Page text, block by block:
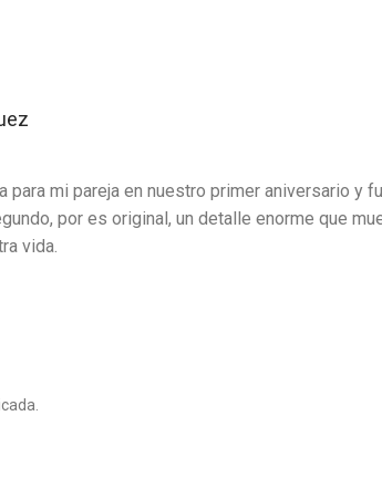
mi pareja en nuestro primer aniversario y
por es original, un detalle enorme que
vida.